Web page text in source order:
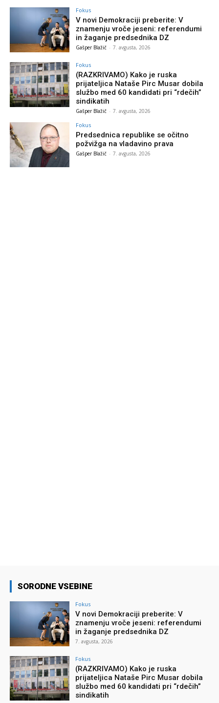
Fokus
V novi Demokraciji preberite: V
znamenju vroče jeseni: referendumi
in žaganje predsednika DZ
Gašper Blažič - 7. avgusta, 2026
Fokus
(RAZKRIVAMO) Kako je ruska
prijateljica Nataše Pirc Musar dobila
službo med 60 kandidati pri “rdečih”
sindikatih
Gašper Blažič - 7. avgusta, 2026
Fokus
Predsednica republike se očitno
požvižga na vladavino prava
Gašper Blažič - 7. avgusta, 2026
SORODNE VSEBINE
Fokus
V novi Demokraciji preberite: V
znamenju vroče jeseni: referendumi
in žaganje predsednika DZ
7. avgusta, 2026
Fokus
(RAZKRIVAMO) Kako je ruska
prijateljica Nataše Pirc Musar dobila
službo med 60 kandidati pri “rdečih”
sindikatih